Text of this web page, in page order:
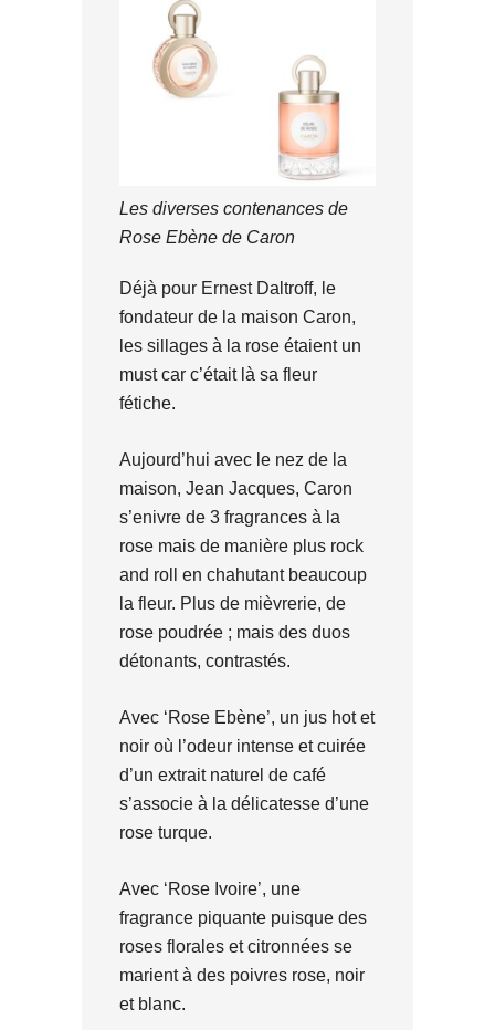
Les diverses contenances de
Rose Ebène de Caron
Déjà pour Ernest Daltroff, le
fondateur de la maison Caron,
les sillages à la rose étaient un
must car c’était là sa fleur
fétiche.
Aujourd’hui avec le nez de la
maison, Jean Jacques, Caron
s’enivre de 3 fragrances à la
rose mais de manière plus rock
and roll en chahutant beaucoup
la fleur. Plus de mièvrerie, de
rose poudrée ; mais des duos
détonants, contrastés.
Avec ‘Rose Ebène’, un jus hot et
noir où l’odeur intense et cuirée
d’un extrait naturel de café
s’associe à la délicatesse d’une
rose turque.
Avec ‘Rose Ivoire’, une
fragrance piquante puisque des
roses florales et citronnées se
marient à des poivres rose, noir
et blanc.